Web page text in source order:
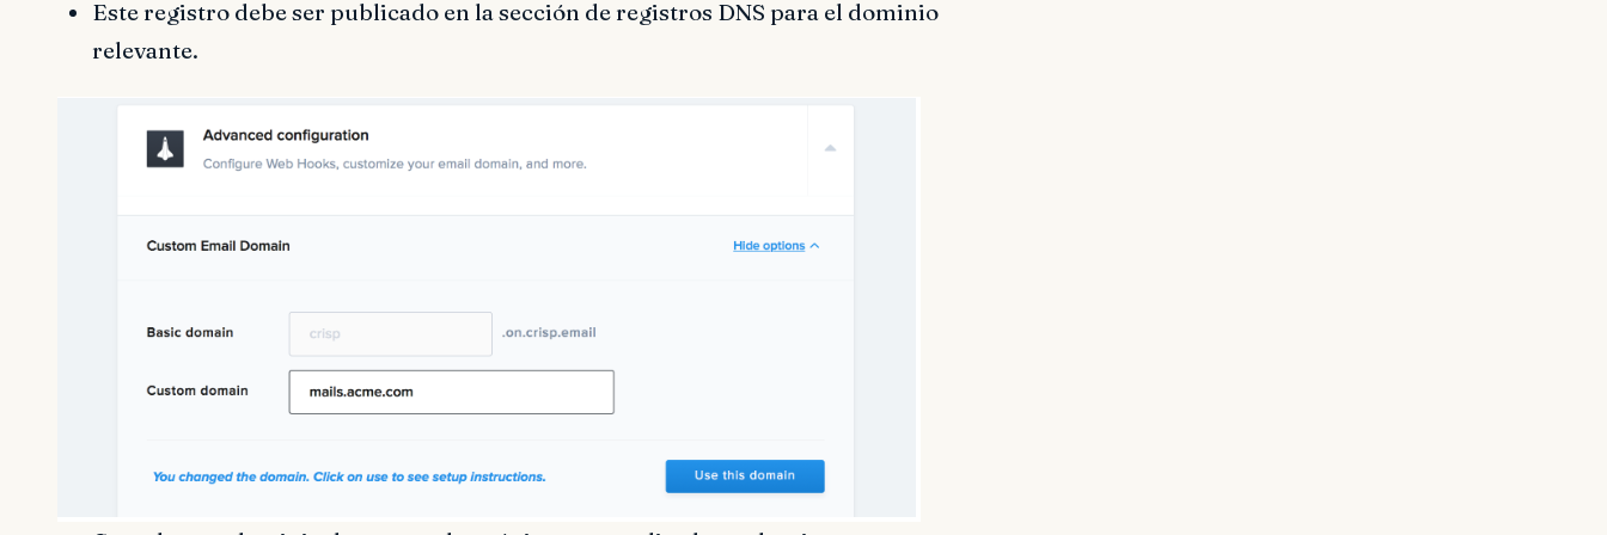
Este registro debe ser publicado en la sección de registros DNS para el dominio
relevante.